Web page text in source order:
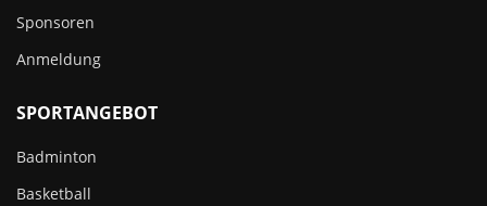
Sponsoren
Anmeldung
SPORTANGEBOT
Badminton
Basketball